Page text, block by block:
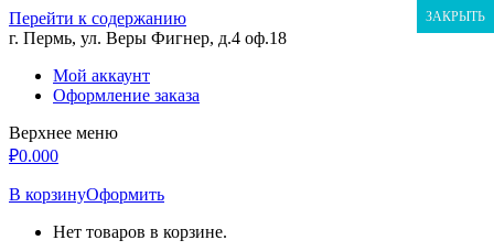
Перейти к содержанию
г. Пермь, ул. Веры Фигнер, д.4 оф.18
Мой аккаунт
Оформление заказа
Верхнее меню
₽0.000
В корзинуОформить
Нет товаров в корзине.
ЗАКРЫТЬ